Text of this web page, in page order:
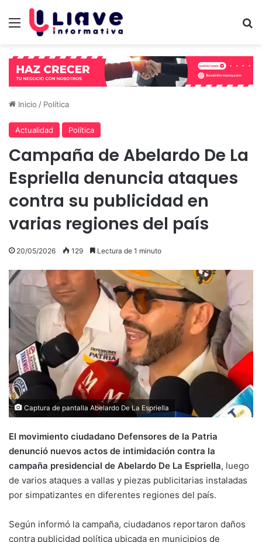
Menú
Inicio / Política
Actualidad Política
Campaña de Abelardo De La
Espriella denuncia ataques
contra su publicidad en
varias regiones del país
20/05/2026 129 Lectura de 1 minuto
Captura de pantalla Abelardo De La Espriella
El movimiento ciudadano Defensores de la Patria
denunció nuevos actos de intimidación contra la
campaña presidencial de Abelardo De La Espriella, luego
de varios ataques a vallas y piezas publicitarias instaladas
por simpatizantes en diferentes regiones del país.
Según informó la campaña, ciudadanos reportaron daños
contra publicidad política ubicada en municipios de